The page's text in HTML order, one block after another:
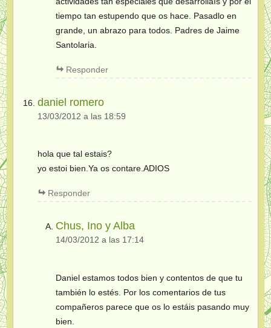
tiempo tan estupendo que os hace. Pasadlo en
grande, un abrazo para todos. Padres de Jaime
Santolaria.
Responder
daniel romero
13/03/2012 a las 18:59
hola que tal estais?
yo estoi bien.Ya os contare.ADIOS
Responder
Chus, Ino y Alba
14/03/2012 a las 17:14
Daniel estamos todos bien y contentos de que tu
también lo estés. Por los comentarios de tus
compañeros parece que os lo estáis pasando muy
bien.